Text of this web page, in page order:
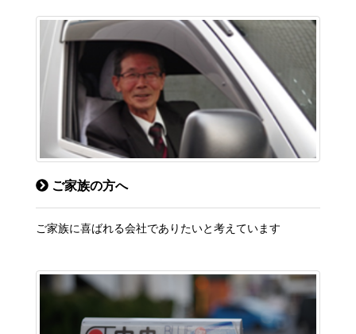
ご家族の方へ
ご家族に喜ばれる会社でありたいと考えています